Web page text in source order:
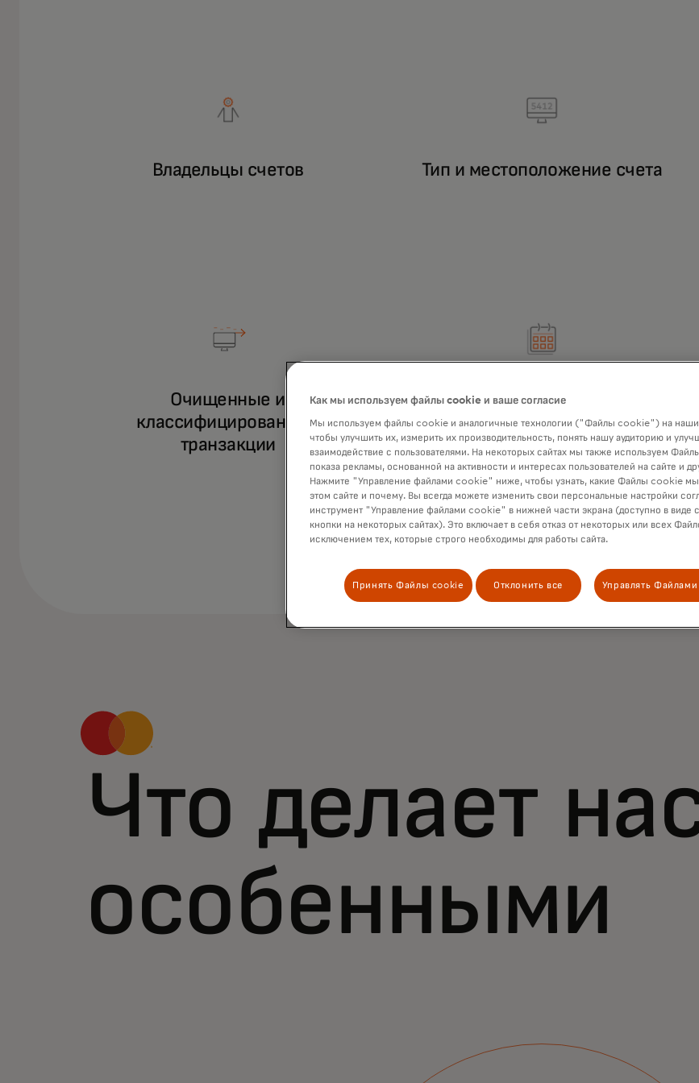
Владельцы счетов Тип и местоположение счета
Очищенные и
классифицированные
транзакции
Настраиваемый диапазон
дат
Что делает
особенными
Как мы используем файлы cookie и ваше согласие
Мы используем файлы cookie и аналогичные технологии ("Файлы cookie") на
чтобы улучшить их, измерить их производительность, понять нашу аудиторию и
взаимодействие с пользователями. На некоторых сайтах мы также используем
показа рекламы, основанной на активности и интересах пользователей на сайте и
Нажмите "Управление файлами cookie" ниже, чтобы узнать, какие Файлы cookie мы
этом сайте и почему. Вы всегда можете изменить свои персональные настройки
инструмент "Управление файлами cookie" в нижней части экрана (доступно в виде
кнопки на некоторых сайтах). Это включает в себя отказ от некоторых или всех
исключением тех, которые строго необходимы для работы сайта.
Принять Файлы cookie Отклонить все Управлять